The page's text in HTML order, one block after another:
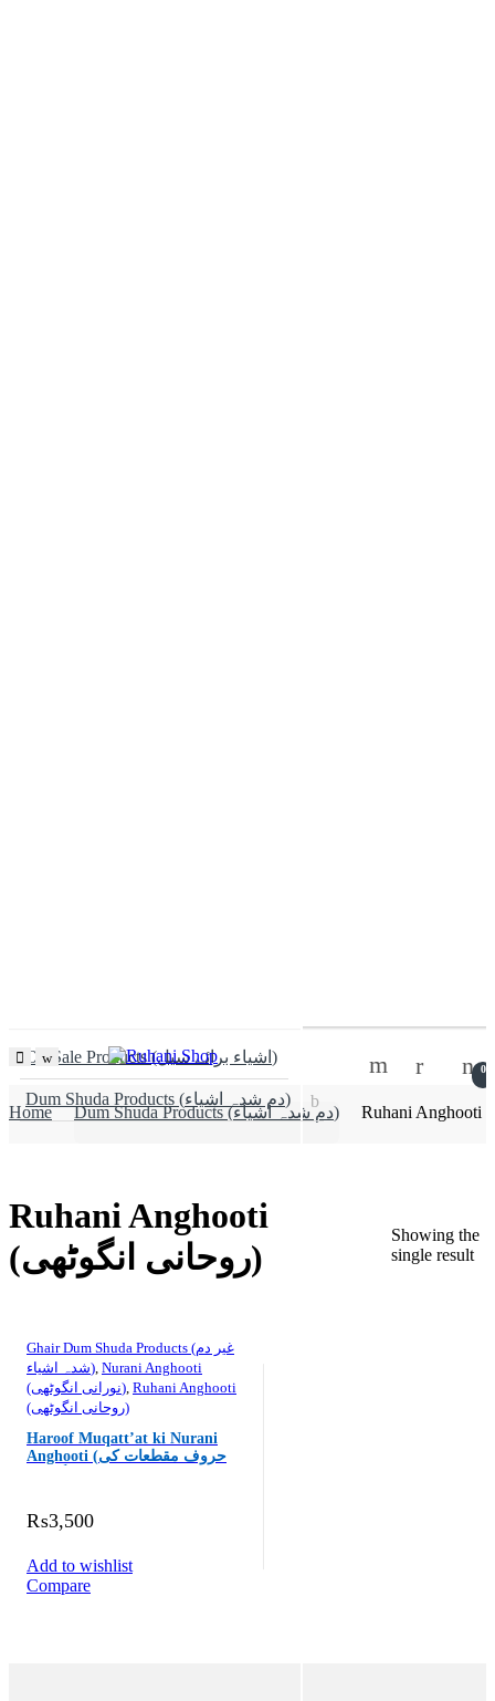
On Sale Products (اشیاء برائے سیل)
Dum Shuda Products (دم شدہ اشیاء)
0
Home Dum Shuda Products (دم شدہ اشیاء)
Ruhani Anghooti
(روحانی انگوٹھی)
Showing the
single result
Ghair Dum Shuda Products (غیر دم
شدہ اشیاء), Nurani Anghooti
(نورانی انگوٹھی), Ruhani Anghooti
(روحانی انگوٹھی)
Haroof Muqatt’at ki Nurani
Anghooti (حروف مقطعات کی
₨3,500
Add to wishlist
Compare